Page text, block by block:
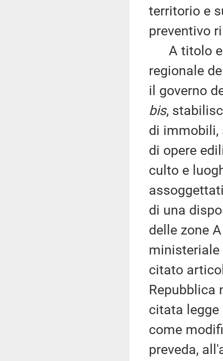
territorio e
preventivo
A titolo
regionale
il governo
bis,
di immobili,
di opere
culto e
di una
delle zone
ministeriale
citato
Repubblica
citata legge
come
preveda,